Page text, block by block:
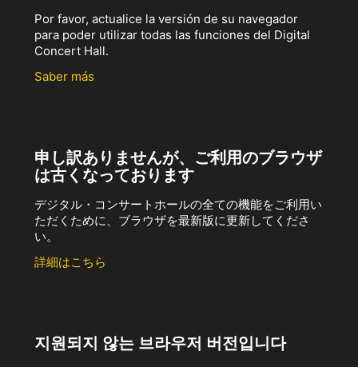
Por favor, actualice la versión de su navegador
para poder utilizar todas las funciones del Digital
Concert Hall.
Saber más
申し訳ありませんが、ご利用のブラウザ
は古くなっております
デジタル・コンサートホールの全ての機能をご利用い
ただくために、ブラウザを最新版に更新してくださ
い。
詳細はこちら
지원되지 않는 브라우저 버전입니다